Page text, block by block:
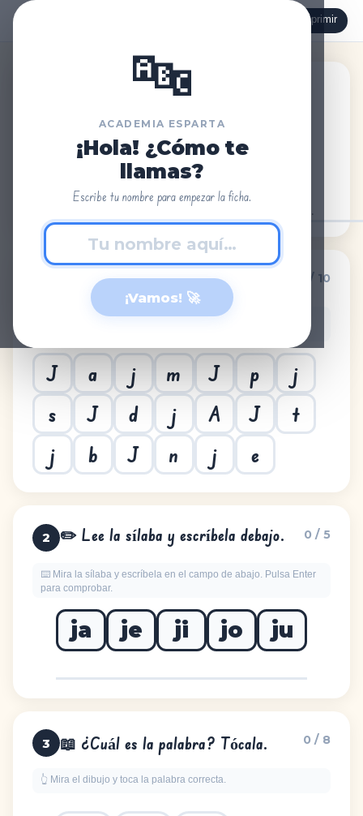
🔤
ACADEMIA ESPARTA
¡Hola! ¿Cómo te
llamas?
Escribe tu nombre para empezar la ficha.
¡Vamos! 🚀
🖨 Imprimir
Academia Esparta
J j
🔍 Toca todas las letras J y j. 0 / 10
👆 Toca cada M o m que encuentres. ¡Cuidado con las otras
J a j m J p
j
s
J d j A J
t
j
b J n j e
2 ✏️ Lee la sílaba y escríbela debajo. 0 / 5
⌨️ Mira la sílaba y escríbela en el campo de abajo. Pulsa Enter
para comprobar.
ja je ji jo ju
3 📖 ¿Cuál es la palabra? Tócala. 0 / 8
👆 Mira el dibujo y toca la palabra correcta.